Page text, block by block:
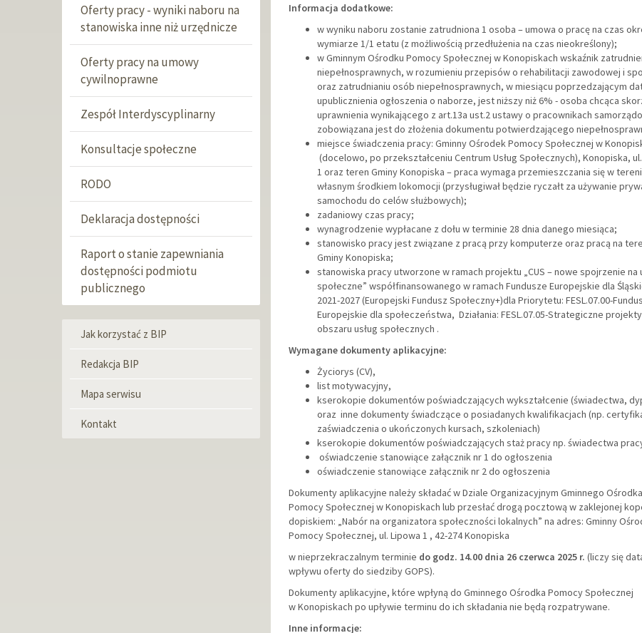
Oferty pracy - wyniki naboru na
stanowiska inne niż urzędnicze
Oferty pracy na umowy
cywilnoprawne
Zespół Interdyscyplinarny
Konsultacje społeczne
RODO
Deklaracja dostępności
Raport o stanie zapewniania
dostępności podmiotu
publicznego
Menu
Jak korzystać z BIP
Redakcja BIP
Mapa serwisu
Kontakt
Informacja dodatkowe:
w wyniku naboru zostanie zatrudniona 1 osoba – umowa o pracę na czas
wymiarze 1/1 etatu (z możliwością przedłużenia na czas nieokreślony);
w Gminnym Ośrodku Pomocy Społecznej w Konopiskach wskaźnik
niepełnosprawnych, w rozumieniu przepisów o rehabilitacji zawodowej i
oraz zatrudnianiu osób niepełnosprawnych, w miesiącu poprzedzającym
upublicznienia ogłoszenia o naborze, jest niższy niż 6% - osoba chcąca
uprawnienia wynikającego z art.13a ust.2 ustawy o pracownikach
zobowiązana jest do złożenia dokumentu potwierdzającego
miejsce świadczenia pracy: Gminny Ośrodek Pomocy Społecznej w
(docelowo, po przekształceniu Centrum Usług Społecznych), Konopiska,
1 oraz teren Gminy Konopiska – praca wymaga przemieszczania się w
własnym środkiem lokomocji (przysługiwał będzie ryczałt za używanie
samochodu do celów służbowych);
zadaniowy czas pracy;
wynagrodzenie wypłacane z dołu w terminie 28 dnia danego miesiąca;
stanowisko pracy jest związane z pracą przy komputerze oraz pracą na
Gminy Konopiska;
stanowiska pracy utworzone w ramach projektu „CUS – nowe spojrzenie na
społeczne” współfinansowanego w ramach Fundusze Europejskie dla
2021-2027 (Europejski Fundusz Społeczny+)dla Priorytetu: FESL.07.00-
Europejskie dla społeczeństwa, Działania: FESL.07.05-Strategiczne
obszaru usług społecznych .
Wymagane dokumenty aplikacyjne:
Życiorys (CV),
list motywacyjny,
kserokopie dokumentów poświadczających wykształcenie (świadectwa,
oraz inne dokumenty świadczące o posiadanych kwalifikacjach (np.
zaświadczenia o ukończonych kursach, szkoleniach)
kserokopie dokumentów poświadczających staż pracy np. świadectwa
oświadczenie stanowiące załącznik nr 1 do ogłoszenia
oświadczenie stanowiące załącznik nr 2 do ogłoszenia
Dokumenty aplikacyjne należy składać w Dziale Organizacyjnym Gminnego Ośrodka
Pomocy Społecznej w Konopiskach lub przesłać drogą pocztową w zaklejonej
dopiskiem: „Nabór na organizatora społeczności lokalnych” na adres: Gminny
Pomocy Społecznej, ul. Lipowa 1 , 42-274 Konopiska
w nieprzekraczalnym terminie do godz. 14.00 dnia 26 czerwca 2025 r. (liczy się
wpływu oferty do siedziby GOPS).
Dokumenty aplikacyjne, które wpłyną do Gminnego Ośrodka Pomocy Społecznej
w Konopiskach po upływie terminu do ich składania nie będą rozpatrywane.
Inne informacje: